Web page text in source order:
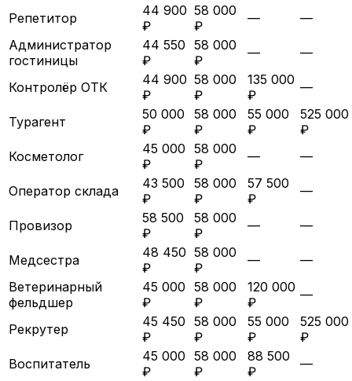
Репетитор
44 900
₽
58 000
₽
—
—
Администратор
гостиницы
44 550
₽
58 000
₽
— —
Контролёр ОТК
44 900
₽
58 000
₽
135 000
₽
—
Турагент
50 000
₽
58 000
₽
55 000
₽
525 000
₽
Косметолог
45 000
₽
58 000
₽
— —
Оператор склада
43 500
₽
58 000
₽
57 500
₽
—
Провизор
58 500
₽
58 000
₽
— —
Медсестра
48 450
₽
58 000
₽
—
—
Ветеринарный
фельдшер
45 000
₽
58 000
₽
120 000
₽
—
Рекрутер
45 450
₽
58 000
₽
55 000
₽
525 000
₽
Воспитатель
45 000
₽
58 000
₽
88 500
₽
—